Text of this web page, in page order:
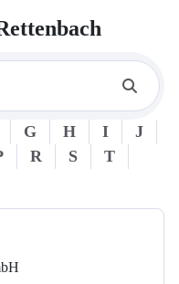
G H I
J
R S
T